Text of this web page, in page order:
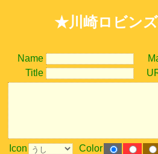
★川崎ロビン
Name
Title
Icon
Color